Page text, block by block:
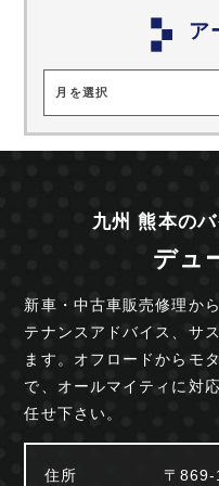
ア
月を選択
九州 熊本の
デュ
新車・中古車販売修理か
テナンスアドバイス、サ
ます。オフロードからモ
で、オールマイティに対
任せ下さい。
住所
〒